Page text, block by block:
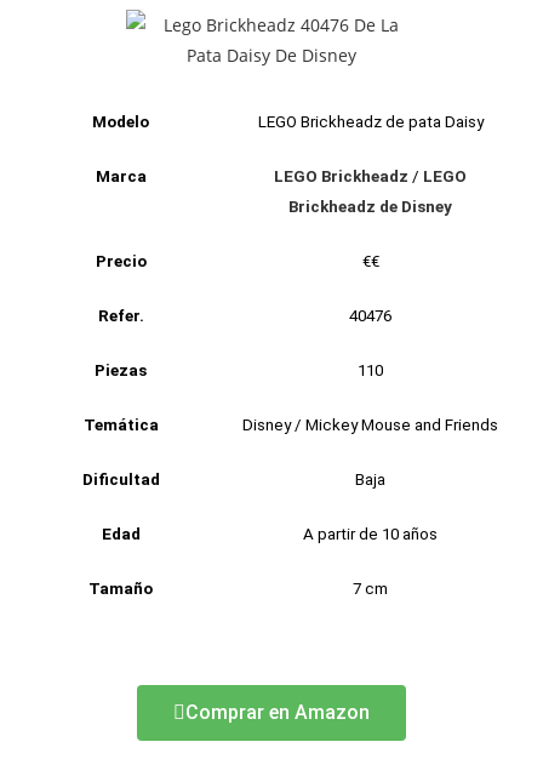
Modelo LEGO Brickheadz de pata Daisy
Marca LEGO Brickheadz / LEGO
Brickheadz de Disney
Precio €€
Refer. 40476
Piezas 110
Temática Disney / Mickey Mouse and Friends
Dificultad Baja
Edad A partir de 10 años
Tamaño 7 cm
Comprar en Amazon